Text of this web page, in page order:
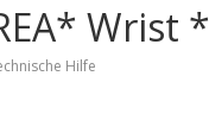
Wrist *
Hilfe